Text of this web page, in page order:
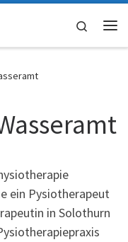
Search
ein Pysiotherapeut
in Solothurn